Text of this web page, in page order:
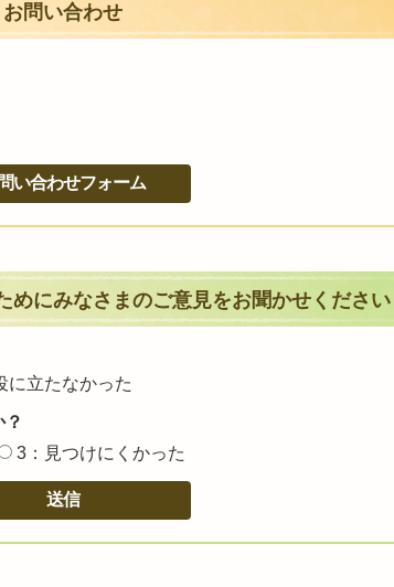
お問い合わせ
めにみなさまのご意見をお聞かせください
に立たなかった
3：見つけにくかった